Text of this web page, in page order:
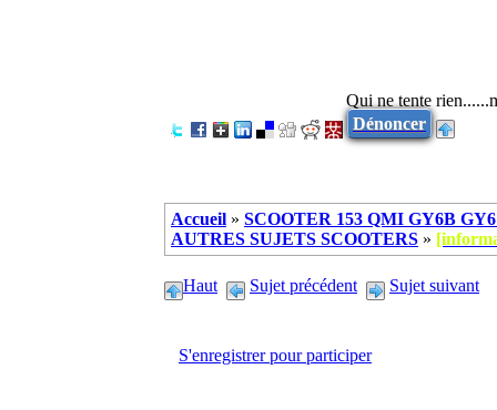
Qui ne tente
Dénoncer
Accueil » SCOOTER 153 QMI GY6B
AUTRES SUJETS SCOOTERS »
Haut Sujet précédent Sujet suivant
S'enregistrer pour participer